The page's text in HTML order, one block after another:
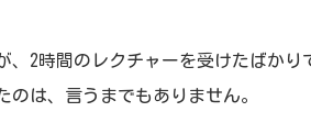
、2時間のレクチャーを受けたばかり
は、言うまでもありません。